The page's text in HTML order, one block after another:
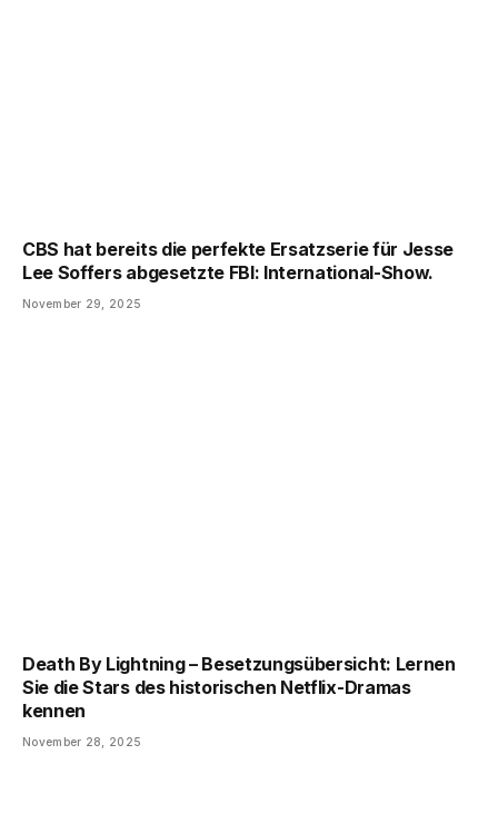
CBS hat bereits die perfekte Ersatzserie für Jesse
Lee Soffers abgesetzte FBI: International-Show.
November 29, 2025
Death By Lightning – Besetzungsübersicht: Lernen
Sie die Stars des historischen Netflix-Dramas
kennen
November 28, 2025